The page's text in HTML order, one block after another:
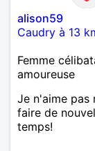
alison59
Caudry à 13
Femme
amoureuse
Je n'aime pas
faire de
temps!